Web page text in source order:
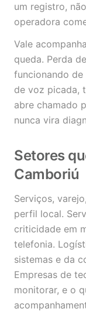
um registro,
operadora
Vale
queda. Perda
funcionando de
de voz picada,
abre chamado
nunca vira
Setores
Camboriú
Serviços,
perfil local.
criticidade em
telefonia.
sistemas e da
Empresas de
monitorar, e o